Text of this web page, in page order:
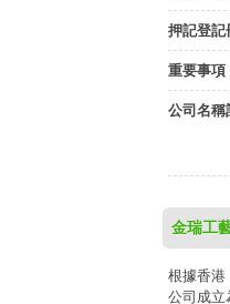
押記登記
重要事項
公司名稱
金瑞工
根據香港
公司成立